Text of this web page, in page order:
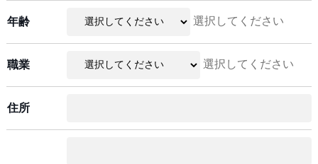
年齢 選択してください
職業 選択してください
住所